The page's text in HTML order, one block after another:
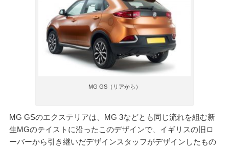
MG GS（リアから）
MG GSのエクステリアは、MG 3などとも同じ流れを組む新
生MGのテイストに沿ったこのデザインで、イギリスの旧ロ
ーバーから引き継いだデザインスタッフがデザインしたもの